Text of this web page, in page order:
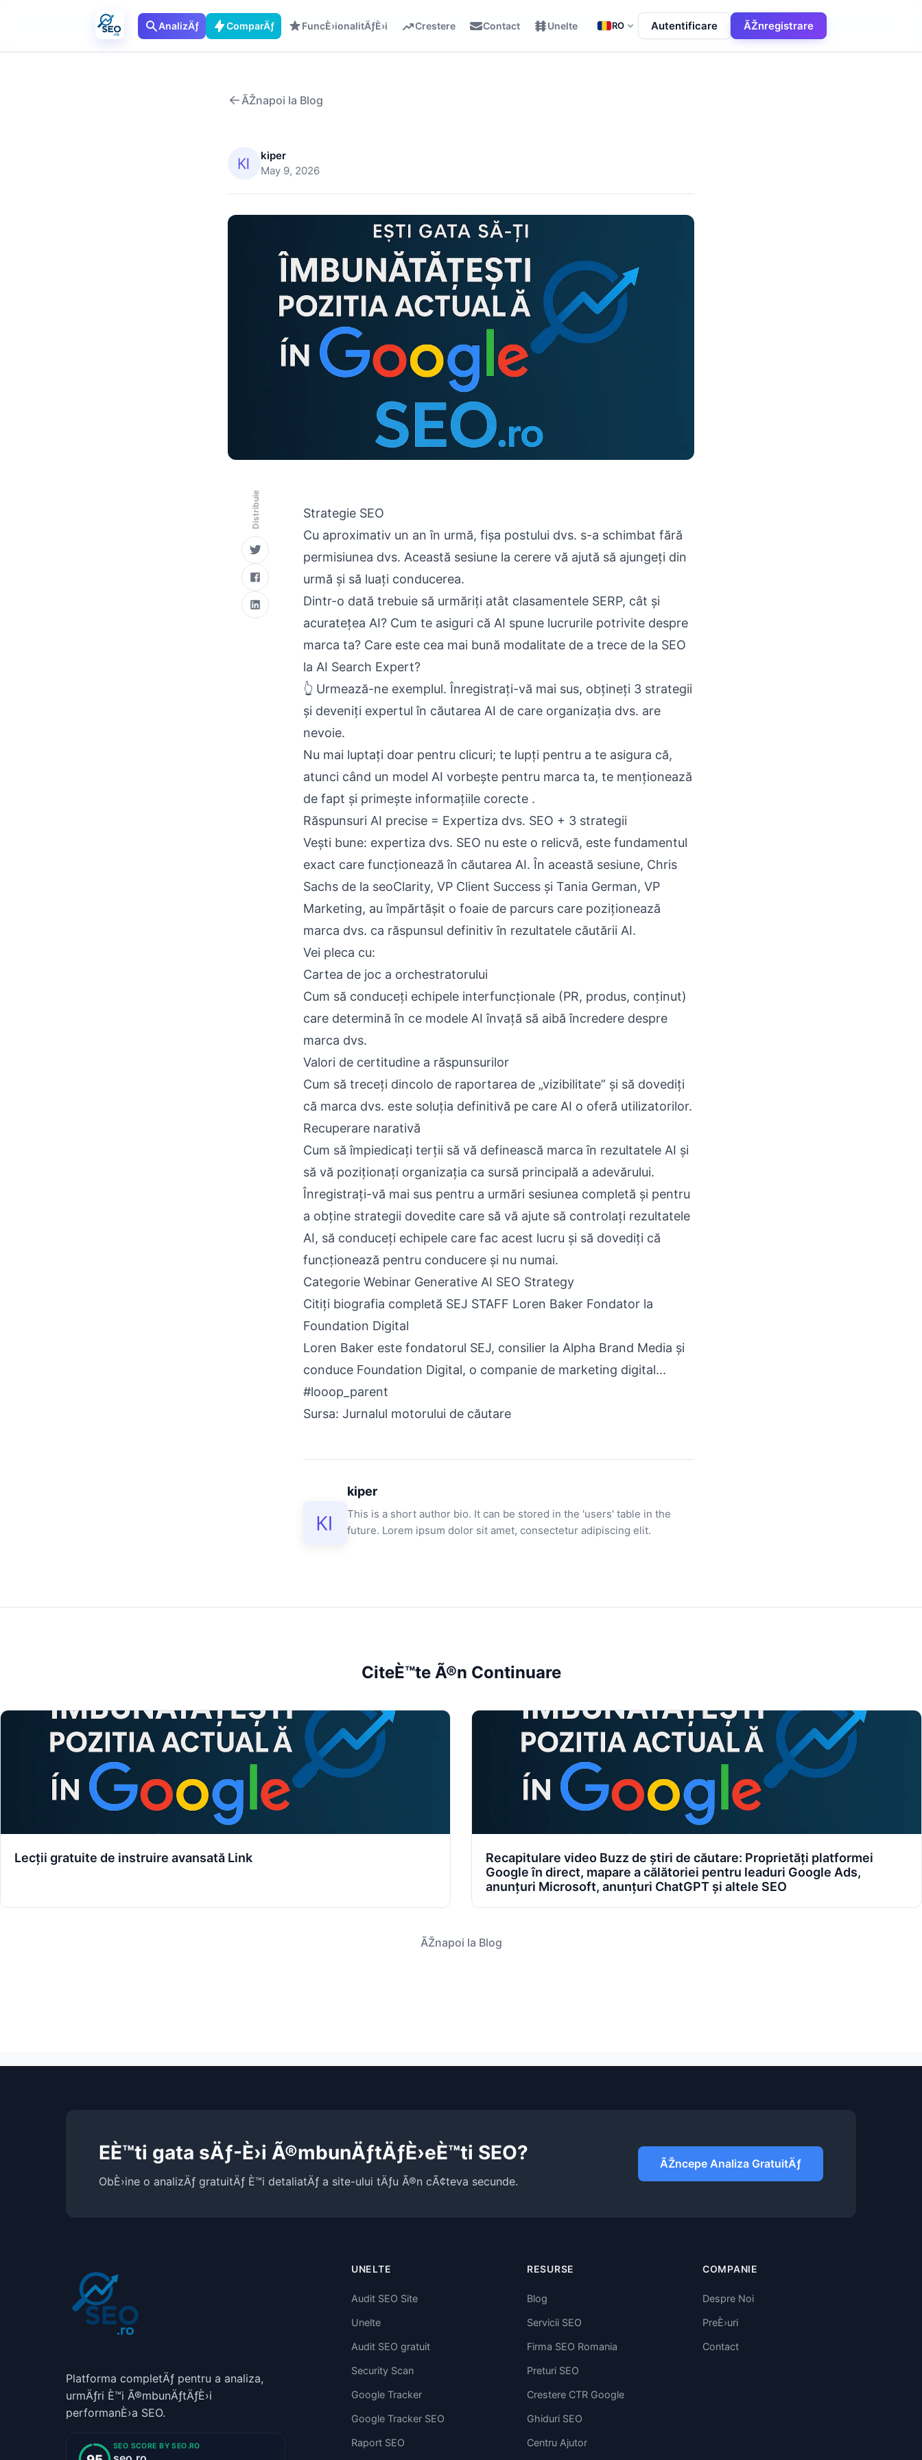
AnalizÄƒ ComparÄƒ FuncÈ›ionalitÄƒÈ›i Crestere Contact Unelte RO Autentificare ÃŽnregistrare
ÃŽnapoi la Blog
kiper
May 9, 2026
Distribuie
Strategie SEO
Cu aproximativ un an în urmă, fișa postului dvs. s-a schimbat fără
permisiunea dvs. Această sesiune la cerere vă ajută să ajungeți din
urmă și să luați conducerea.
Dintr-o dată trebuie să urmăriți atât clasamentele SERP, cât și
acuratețea AI? Cum te asiguri că AI spune lucrurile potrivite despre
marca ta? Care este cea mai bună modalitate de a trece de la SEO
la AI Search Expert?
👆 Urmează-ne exemplul. Înregistrați-vă mai sus, obțineți 3 strategii
și deveniți expertul în căutarea AI de care organizația dvs. are
nevoie.
Nu mai luptați doar pentru clicuri; te lupți pentru a te asigura că,
atunci când un model AI vorbește pentru marca ta, te menționează
de fapt și primește informațiile corecte .
Răspunsuri AI precise = Expertiza dvs. SEO + 3 strategii
Vești bune: expertiza dvs. SEO nu este o relicvă, este fundamentul
exact care funcționează în căutarea AI. În această sesiune, Chris
Sachs de la seoClarity, VP Client Success și Tania German, VP
Marketing, au împărtășit o foaie de parcurs care poziționează
marca dvs. ca răspunsul definitiv în rezultatele căutării AI.
Vei pleca cu:
Cartea de joc a orchestratorului
Cum să conduceți echipele interfuncționale (PR, produs, conținut)
care determină în ce modele AI învață să aibă încredere despre
marca dvs.
Valori de certitudine a răspunsurilor
Cum să treceți dincolo de raportarea de „vizibilitate” și să dovediți
că marca dvs. este soluția definitivă pe care AI o oferă utilizatorilor.
Recuperare narativă
Cum să împiedicați terții să vă definească marca în rezultatele AI și
să vă poziționați organizația ca sursă principală a adevărului.
Înregistrați-vă mai sus pentru a urmări sesiunea completă și pentru
a obține strategii dovedite care să vă ajute să controlați rezultatele
AI, să conduceți echipele care fac acest lucru și să dovediți că
funcționează pentru conducere și nu numai.
Categorie Webinar Generative AI SEO Strategy
Citiți biografia completă SEJ STAFF Loren Baker Fondator la
Foundation Digital
Loren Baker este fondatorul SEJ, consilier la Alpha Brand Media și
conduce Foundation Digital, o companie de marketing digital...
#looop_parent
Sursa: Jurnalul motorului de căutare
kiper
This is a short author bio. It can be stored in the 'users' table in the
future. Lorem ipsum dolor sit amet, consectetur adipiscing elit.
CiteÈ™te Ã®n Continuare
Lecții gratuite de instruire avansată Link
Recapitulare video Buzz de știri de căutare: Proprietăți platformei
Google în direct, mapare a călătoriei pentru leaduri Google Ads,
anunțuri Microsoft, anunțuri ChatGPT și altele SEO
ÃŽnapoi la Blog
EÈ™ti gata sÄƒ-È›i Ã®mbunÄƒtÄƒÈ›eÈ™ti SEO?
ObÈ›ine o analizÄƒ gratuitÄƒ È™i detaliatÄƒ a site-ului tÄƒu Ã®n cÃ¢teva secunde.
ÃŽncepe Analiza GratuitÄƒ
Platforma completÄƒ pentru a analiza,
urmÄƒri È™i Ã®mbunÄƒtÄƒÈ›i
performanÈ›a SEO.
UNELTE
Audit SEO Site
Unelte
Audit SEO gratuit
Security Scan
Google Tracker
Google Tracker SEO
Raport SEO
RESURSE
Blog
Servicii SEO
Firma SEO Romania
Preturi SEO
Crestere CTR Google
Ghiduri SEO
Centru Ajutor
COMPANIE
Despre Noi
PreÈ›uri
Contact